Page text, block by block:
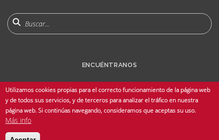
menu
Buscar
ENCUÉNTRANOS
© Copyright 2025 Universidad de Sevilla - Todos los derechos reservados -
Utilizamos cookies propias para el correcto funcionamiento de la página web
y de todos sus servicios, y de terceros para analizar el tráfico en nuestra
página web. Si continúas navegando, consideramos que aceptas su uso.
Más info